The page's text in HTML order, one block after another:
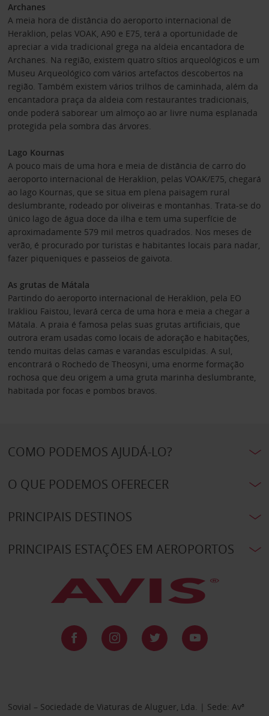
Archanes
A meia hora de distância do aeroporto internacional de
Heraklion, pelas VOAK, A90 e E75, terá a oportunidade de
apreciar a vida tradicional grega na aldeia encantadora de
Archanes. Na região, existem quatro sítios arqueológicos e um
Museu Arqueológico com vários artefactos descobertos na
região. Também existem vários trilhos de caminhada, além da
encantadora praça da aldeia com restaurantes tradicionais,
onde poderá saborear um almoço ao ar livre numa esplanada
protegida pela sombra das árvores.
Lago Kournas
A pouco mais de uma hora e meia de distância de carro do
aeroporto internacional de Heraklion, pelas VOAK/E75, chegará
ao lago Kournas, que se situa em plena paisagem rural
deslumbrante, rodeado por oliveiras e montanhas. Trata-se do
único lago de água doce da ilha e tem uma superfície de
aproximadamente 579 mil metros quadrados. Nos meses de
verão, é procurado por turistas e habitantes locais para nadar,
fazer piqueniques e passeios de gaivota.
As grutas de Mátala
Partindo do aeroporto internacional de Heraklion, pela EO
Irakliou Faistou, levará cerca de uma hora e meia a chegar a
Mátala. A praia é famosa pelas suas grutas artificiais, que
outrora eram usadas como locais de adoração e habitações,
tendo muitas delas camas e varandas esculpidas. A sul,
encontrará o Rochedo de Theosyni, uma enorme formação
rochosa que deu origem a uma gruta marinha deslumbrante,
habitada por focas e pombos bravos.
COMO PODEMOS AJUDÁ-LO?
O QUE PODEMOS OFERECER
PRINCIPAIS DESTINOS
PRINCIPAIS ESTAÇÕES EM AEROPORTOS
Sovial – Sociedade de Viaturas de Aluguer, Lda. | Sede: Avª